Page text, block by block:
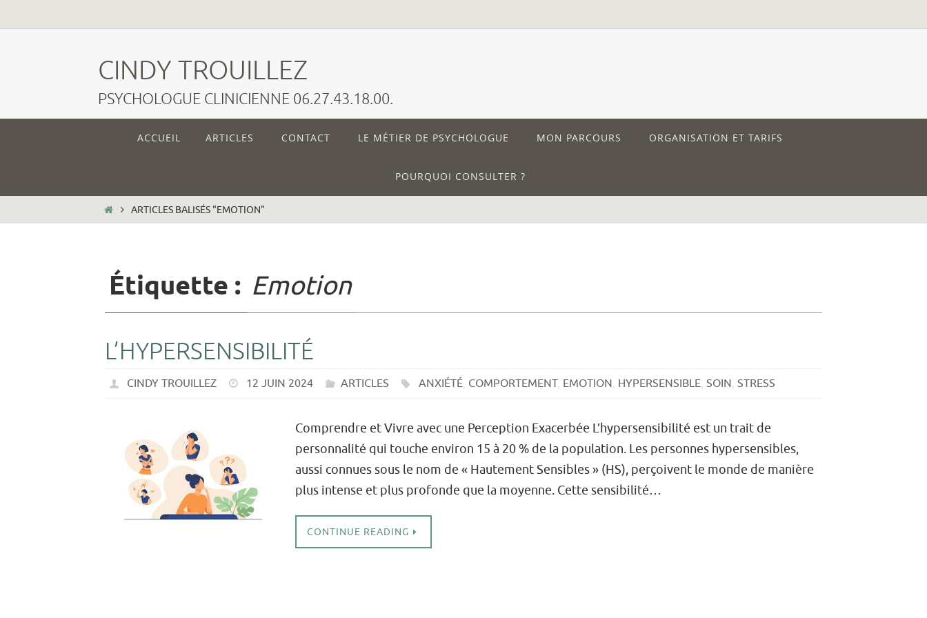
CINDY TROUILLEZ
PSYCHOLOGUE CLINICIENNE 06.27.43.18.00.
ACCUEIL ARTICLES CONTACT LE MÉTIER DE PSYCHOLOGUE MON PARCOURS ORGANISATION ET TARIFS
POURQUOI CONSULTER ?
HOMEARTICLES BALISÉS "EMOTION"
Étiquette : Emotion
L’HYPERSENSIBILITÉ
CINDY TROUILLEZ 12 JUIN 2024 ARTICLES ANXIÉTÉ, COMPORTEMENT, EMOTION, HYPERSENSIBLE, SOIN, STRESS
Comprendre et Vivre avec une Perception Exacerbée L’hypersensibilité est un trait de
personnalité qui touche environ 15 à 20 % de la population. Les personnes hypersensibles,
aussi connues sous le nom de « Hautement Sensibles » (HS), perçoivent le monde de manière
plus intense et plus profonde que la moyenne. Cette sensibilité…
CONTINUE READING